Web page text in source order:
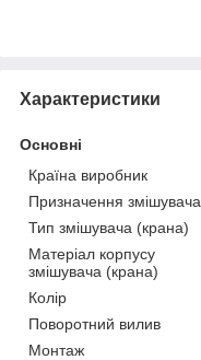
Характеристики
Основні
Країна виробник
Призначення змішувача
Тип змішувача (крана)
Матеріал корпусу
змішувача (крана)
Колір
Поворотний вилив
Монтаж